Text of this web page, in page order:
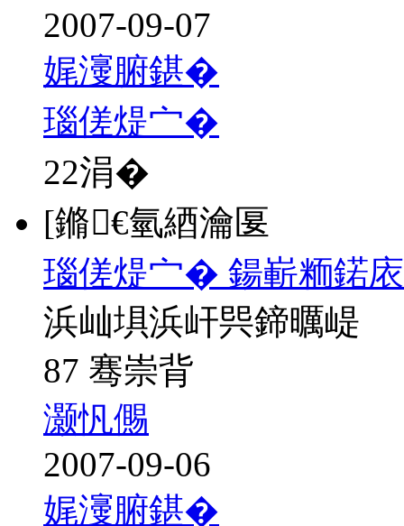
2007-09-07
娓濅腑鍖�
瑙傞煶宀�
22涓�
[鏅€氫綇瀹匽
瑙傞煶宀� 鍚嶄粫鍩
浜屾埧浜屽巺鍗曞崼
87 骞崇背
灏忛儩
2007-09-06
娓濅腑鍖�